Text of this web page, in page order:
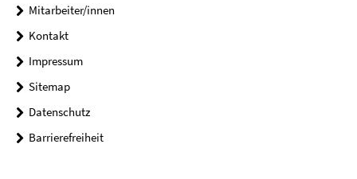
Mitarbeiter/innen
Kontakt
Impressum
Sitemap
Datenschutz
Barrierefreiheit